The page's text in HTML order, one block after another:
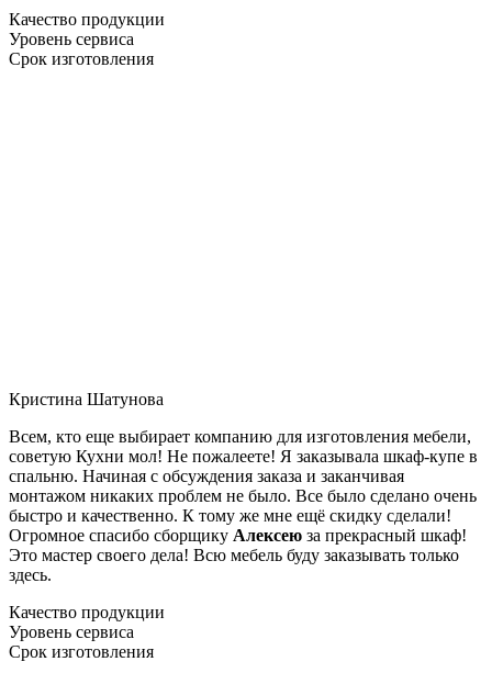
Качество продукции
Уровень сервиса
Срок изготовления
Кристина Шатунова
Всем, кто еще выбирает компанию для изготовления мебели,
советую Кухни мол! Не пожалеете! Я заказывала шкаф-купе в
спальню. Начиная с обсуждения заказа и заканчивая
монтажом никаких проблем не было. Все было сделано очень
быстро и качественно. К тому же мне ещё скидку сделали!
Огромное спасибо сборщику Алексею за прекрасный шкаф!
Это мастер своего дела! Всю мебель буду заказывать только
здесь.
Качество продукции
Уровень сервиса
Срок изготовления